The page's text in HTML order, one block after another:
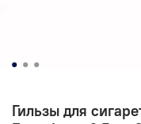
Гильзы для